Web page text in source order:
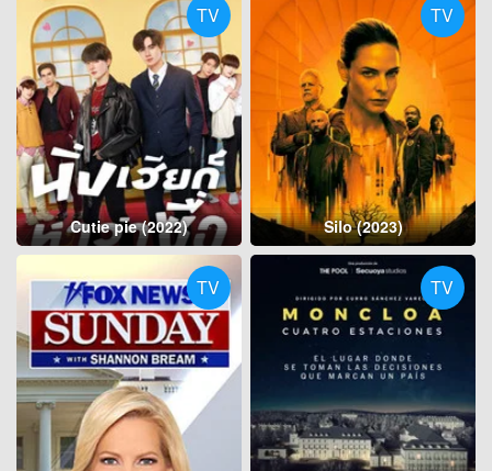
TV
Cutie pie (2022)
TV
Silo (2023)
TV TV